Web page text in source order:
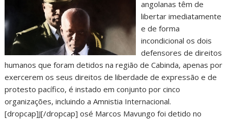
angolanas têm de
libertar imediatamente
e de forma
incondicional os dois
defensores de direitos
humanos que foram detidos na região de Cabinda, apenas por
exercerem os seus direitos de liberdade de expressão e de
protesto pacífico, é instado em conjunto por cinco
organizações, incluindo a Amnistia Internacional.
[dropcap]J[/dropcap] osé Marcos Mavungo foi detido no